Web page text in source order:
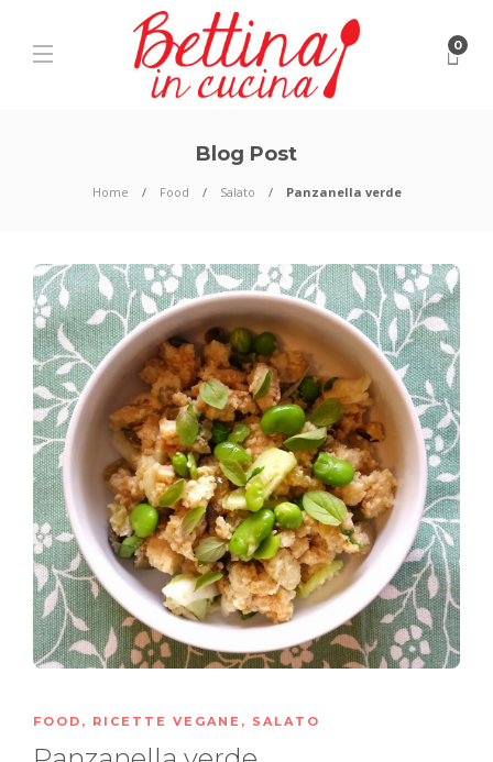
0
Blog Post
Home Food Salato Panzanella verde
FOOD , RICETTE VEGANE , SALATO